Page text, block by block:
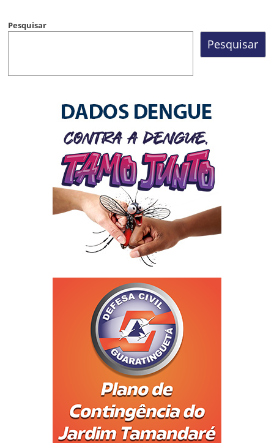
Pesquisar
Pesquisar